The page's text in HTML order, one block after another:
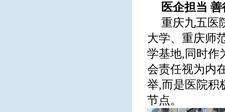
医企担当
重庆九五医
大学、重庆师
学基地,同时作
会责任视为内
举,而是医院积
节点。